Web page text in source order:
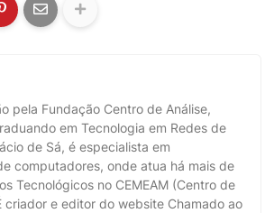
pela Fundação Centro de Análise,
em Tecnologia em Redes de
de Sá, é especialista em
computadores, onde atua há mais de
Tecnológicos no CEMEAM (Centro de
criador e editor do website Chamado ao